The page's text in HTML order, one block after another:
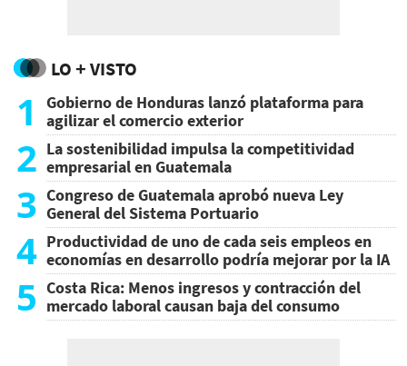
LO + VISTO
1
Gobierno de Honduras lanzó plataforma para
agilizar el comercio exterior
2 La sostenibilidad impulsa la competitividad
empresarial en Guatemala
3 Congreso de Guatemala aprobó nueva Ley
General del Sistema Portuario
4 Productividad de uno de cada seis empleos en
economías en desarrollo podría mejorar por la IA
5 Costa Rica: Menos ingresos y contracción del
mercado laboral causan baja del consumo